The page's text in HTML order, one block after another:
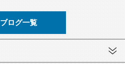
ブログ一覧